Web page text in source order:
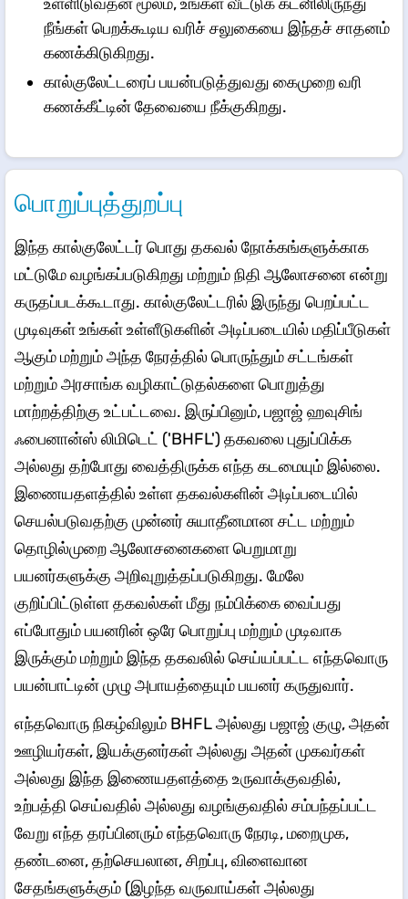
நீங்கள் பெறக்கூடிய வரிச் சலுகையை இந்தச் சாதனம்
கணக்கிடுகிறது.
கால்குலேட்டரைப் பயன்படுத்துவது கைமுறை வரி
கணக்கீட்டின் தேவையை நீக்குகிறது.
பொறுப்புத்துறப்பு
இந்த கால்குலேட்டர் பொது தகவல் நோக்கங்களுக்காக
மட்டுமே வழங்கப்படுகிறது மற்றும் நிதி ஆலோசனை என்று
கருதப்படக்கூடாது. கால்குலேட்டரில் இருந்து பெறப்பட்ட
முடிவுகள் உங்கள் உள்ளீடுகளின் அடிப்படையில் மதிப்பீடுகள்
ஆகும் மற்றும் அந்த நேரத்தில் பொருந்தும் சட்டங்கள்
மற்றும் அரசாங்க வழிகாட்டுதல்களை பொறுத்து
மாற்றத்திற்கு உட்பட்டவை. இருப்பினும், பஜாஜ் ஹவுசிங்
ஃபைனான்ஸ் லிமிடெட் ('BHFL') தகவலை புதுப்பிக்க
அல்லது தற்போது வைத்திருக்க எந்த கடமையும் இல்லை.
இணையதளத்தில் உள்ள தகவல்களின் அடிப்படையில்
செயல்படுவதற்கு முன்னர் சுயாதீனமான சட்ட மற்றும்
தொழில்முறை ஆலோசனைகளை பெறுமாறு
பயனர்களுக்கு அறிவுறுத்தப்படுகிறது. மேலே
குறிப்பிட்டுள்ள தகவல்கள் மீது நம்பிக்கை வைப்பது
எப்போதும் பயனரின் ஒரே பொறுப்பு மற்றும் முடிவாக
இருக்கும் மற்றும் இந்த தகவலில் செய்யப்பட்ட எந்தவொரு
பயன்பாட்டின் முழு அபாயத்தையும் பயனர் கருதுவார்.
எந்தவொரு நிகழ்விலும் BHFL அல்லது பஜாஜ் குழு, அதன்
ஊழியர்கள், இயக்குனர்கள் அல்லது அதன் முகவர்கள்
அல்லது இந்த இணையதளத்தை உருவாக்குவதில்,
உற்பத்தி செய்வதில் அல்லது வழங்குவதில் சம்பந்தப்பட்ட
வேறு எந்த தரப்பினரும் எந்தவொரு நேரடி, மறைமுக,
தண்டனை, தற்செயலான, சிறப்பு, விளைவான
சேதங்களுக்கும் (இழந்த வருவாய்கள் அல்லது